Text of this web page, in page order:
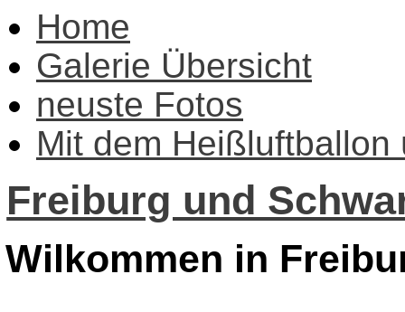
Home
Galerie Übersicht
neuste Fotos
Mit dem Heißluftballon
Freiburg und
Wilkommen in